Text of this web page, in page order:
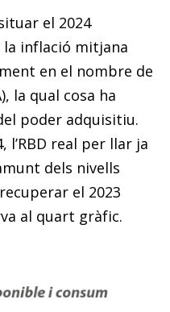
el 2024
inflació mitjana
en el nombre de
la qual cosa ha
poder adquisitiu.
l’RBD real per llar ja
dels nivells
el 2023
al quart gràfic.